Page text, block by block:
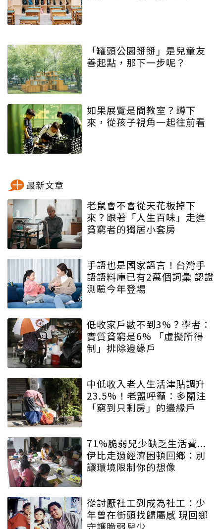
「罐頭公園掰掰」是兒童友
善起點，那下一步呢？
如果展覽是間教室？蹲下
來，從孩子視角一起往前看
最新文章
老鼠會不會從天花板掉下
來？跟著「人生百味」走進
貧窮者的獨居小套房
手語也是國家語言！台灣手
語語料庫已有2萬個詞彙 認證
測驗今年登場
低收家戶數不到3%？學者：
實質貧窮是6% 「虛擬所得
制」排除邊緣戶
中低收入老人生活津貼調升
23.5%！老盟呼籲：多關注
「窮到只剩房」的邊緣戶
71%脆弱兒少缺乏生活費...
伊比走過經濟困頓回鄉：別
讓環境限制你的想像
從討厭社工到成為社工：少
年曾在街頭找歸屬感 現回鄉
守護脆弱兒少